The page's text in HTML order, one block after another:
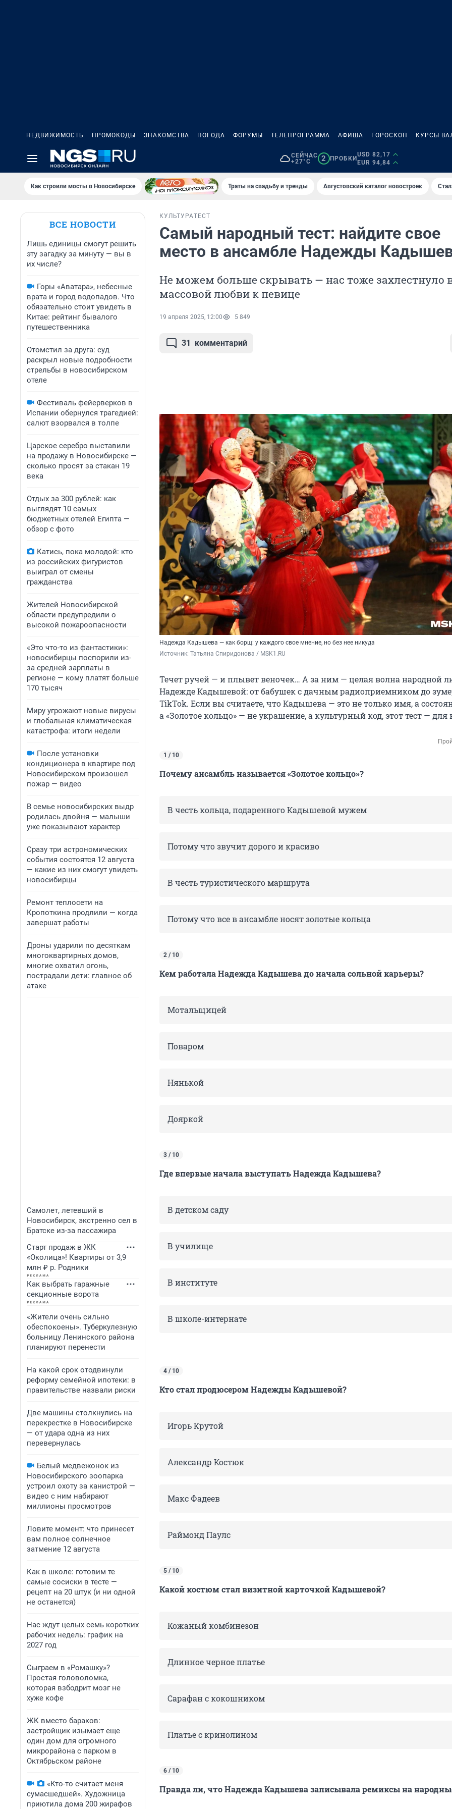
НЕДВИЖИМОСТЬ ПРОМОКОДЫ ЗНАКОМСТВА ПОГОДА ФОРУМЫ ТЕЛЕПРОГРАММА АФИША ГОРОСКОП КУРСЫ
СЕЙЧАС
+27°C
2 ПРОБКИ
USD 82,17
EUR 94,84
Как строили мосты в Новосибирске Траты на свадьбу и тренды Августовский каталог новостроек
ВСЕ НОВОСТИ
Лишь единицы смогут решить
эту загадку за минуту — вы в
их числе?
Горы «Аватара», небесные
врата и город водопадов. Что
обязательно стоит увидеть в
Китае: рейтинг бывалого
путешественника
Отомстил за друга: суд
раскрыл новые подробности
стрельбы в новосибирском
отеле
Фестиваль фейерверков в
Испании обернулся трагедией:
салют взорвался в толпе
Царское серебро выставили
на продажу в Новосибирске —
сколько просят за стакан 19
века
Отдых за 300 рублей: как
выглядят 10 самых
бюджетных отелей Египта —
обзор с фото
Катись, пока молодой: кто
из российских фигуристов
выиграл от смены
гражданства
Жителей Новосибирской
области предупредили о
высокой пожароопасности
«Это что-то из фантастики»:
новосибирцы поспорили из-
за средней зарплаты в
регионе — кому платят больше
170 тысяч
Миру угрожают новые вирусы
и глобальная климатическая
катастрофа: итоги недели
После установки
кондиционера в квартире под
Новосибирском произошел
пожар — видео
В семье новосибирских выдр
родилась двойня — малыши
уже показывают характер
Сразу три астрономических
события состоятся 12 августа
— какие из них смогут увидеть
новосибирцы
Ремонт теплосети на
Кропоткина продлили — когда
завершат работы
Дроны ударили по десяткам
многоквартирных домов,
многие охватил огонь,
пострадали дети: главное об
атаке
Самолет, летевший в
Новосибирск, экстренно сел в
Братске из-за пассажира
Старт продаж в ЖК
«Околица»! Квартиры от 3,9
млн ₽ р. Родники
Как выбрать гаражные
секционные ворота
«Жители очень сильно
обеспокоены». Туберкулезную
больницу Ленинского района
планируют перенести
На какой срок отодвинули
реформу семейной ипотеки: в
правительстве назвали риски
Две машины столкнулись на
перекрестке в Новосибирске
— от удара одна из них
перевернулась
Белый медвежонок из
Новосибирского зоопарка
устроил охоту за канистрой —
видео с ним набирают
миллионы просмотров
Ловите момент: что принесет
вам полное солнечное
затмение 12 августа
Как в школе: готовим те
самые сосиски в тесте —
рецепт на 20 штук (и ни одной
не останется)
Нас ждут целых семь коротких
рабочих недель: график на
2027 год
Сыграем в «Ромашку»?
Простая головоломка,
которая взбодрит мозг не
хуже кофе
ЖК вместо бараков:
застройщик изымает еще
один дом для огромного
микрорайона с парком в
Октябрьском районе
«Кто-то считает меня
сумасшедшей». Художница
приютила дома 200 жирафов
КУЛЬТУРАТЕСТ
Самый народный тест: найдите свое
место в ансамбле Надежды
Не можем больше скрывать — нас тоже захлестнуло
массовой любви к певице
19 апреля 2025, 12:00 5 849
31 комментарий
Надежда Кадышева — как борщ: у каждого свое мнение, но без нее никуда
Источник: Татьяна Спиридонова / MSK1.RU
Течет ручей — и плывет веночек… А за ним — целая волна народной
Надежде Кадышевой: от бабушек с дачным радиоприемником до
TikTok. Если вы считаете, что Кадышева — это не только имя, а
а «Золотое кольцо» — не украшение, а культурный код, этот тест — для
1 / 10
Почему ансамбль называется «Золотое кольцо»?
В честь кольца, подаренного Кадышевой мужем
Потому что звучит дорого и красиво
В честь туристического маршрута
Потому что все в ансамбле носят золотые кольца
2 / 10
Кем работала Надежда Кадышева до начала сольной карьеры?
Мотальщицей
Поваром
Нянькой
Дояркой
3 / 10
Где впервые начала выступать Надежда Кадышева?
В детском саду
В училище
В институте
В школе-интернате
4 / 10
Кто стал продюсером Надежды Кадышевой?
Игорь Крутой
Александр Костюк
Макс Фадеев
Раймонд Паулс
5 / 10
Какой костюм стал визитной карточкой Кадышевой?
Кожаный комбинезон
Длинное черное платье
Сарафан с кокошником
Платье с кринолином
6 / 10
Правда ли, что Надежда Кадышева записывала ремиксы на